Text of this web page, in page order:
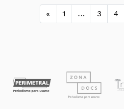
Navegación
« 1 … 3 4